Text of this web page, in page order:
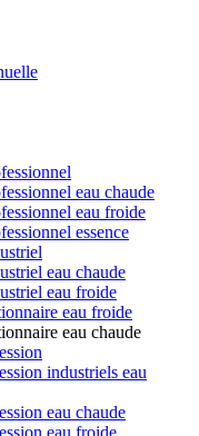
eau chaude
eau froide
essence
eau chaude
eau froide
eau froide
eau chaude
industriels eau
eau chaude
eau froide